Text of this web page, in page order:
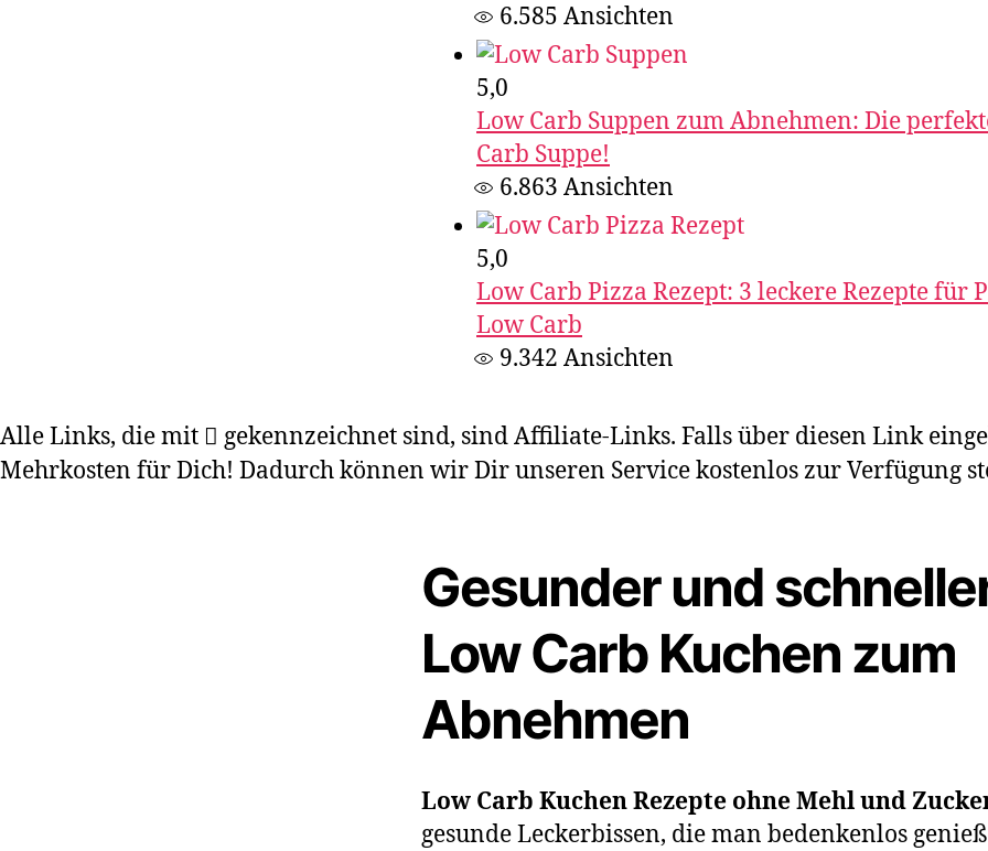
6.585 Ansichten
5,0
Low Carb Suppen zum Abnehmen: Die
Carb Suppe!
6.863 Ansichten
5,0
Low Carb Pizza Rezept: 3 leckere Rezepte für
Low Carb​
9.342 Ansichten
Alle Links, die mit
gekennzeichnet sind, sind Affiliate-Links. Falls über diesen Link
Mehrkosten für Dich! Dadurch können wir Dir unseren Service kostenlos zur Verfügung
Gesunder und
Low Carb Kuchen zum
Abnehmen
Low Carb Kuchen Rezepte​ ohne Mehl und
gesunde Leckerbissen, die man bedenkenlos